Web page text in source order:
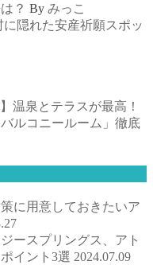
？ By みっこ
隠れた安産祈願スポッ
温泉とテラスが最高！
ルコニールーム」徹底
に用意しておきたいア
ースプリングス、アト
イント3選 2024.07.09